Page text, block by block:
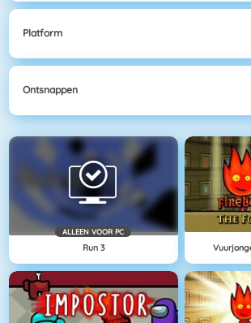
Platform
Ontsnappen
ALLEEN VOOR PC
Run 3